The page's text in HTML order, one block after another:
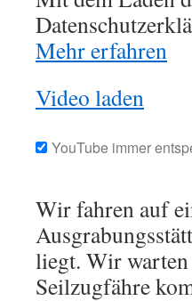
Mehr erfahren
Video laden
YouTube immer
Wir fahren auf
liegt. Wir
Seilzugfähre